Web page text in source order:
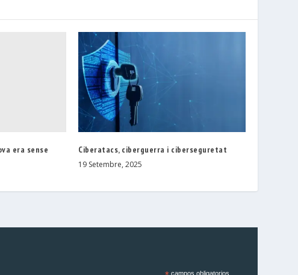
era sense
Ciberatacs, ciberguerra i ciberseguretat
19 Setembre, 2025
campos obligatorios